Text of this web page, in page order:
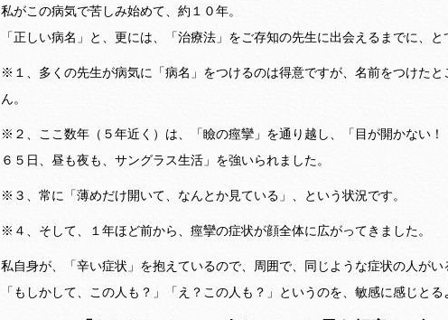
私がこの病気で苦しみ始めて、約１０年。
「正しい病名」と、更には、「治療法」をご存知の先生に出会えるまでに、と
※１、多くの先生が病気に「病名」をつけるのは得意ですが、名前をつけた
ん。
※２、ここ数年（５年近く）は、「瞼の痙攣」を通り越し、「目が開かない！
６５日、昼も夜も、サングラス生活」を強いられました。
※３、常に「薄めだけ開いて、なんとか見ている」、という状況です。
※４、そして、１年ほど前から、痙攣の症状が顔全体に広がってきました。
私自身が、「辛い症状」を抱えているので、周囲で、同じような症状の人がい
「もしかして、この人も？」「え？この人も？」というのを、敏感に感じとる